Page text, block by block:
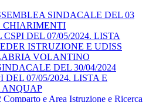
SINDACALE DEL 03
CHIARIMENTI
DEL 07/05/2024. LISTA
ISTRUZIONE E UDISS
VOLANTINO
DEL 30/04/2024
DEL 07/05/2024. LISTA E
ANQUAP
e Area Istruzione e Ricerca